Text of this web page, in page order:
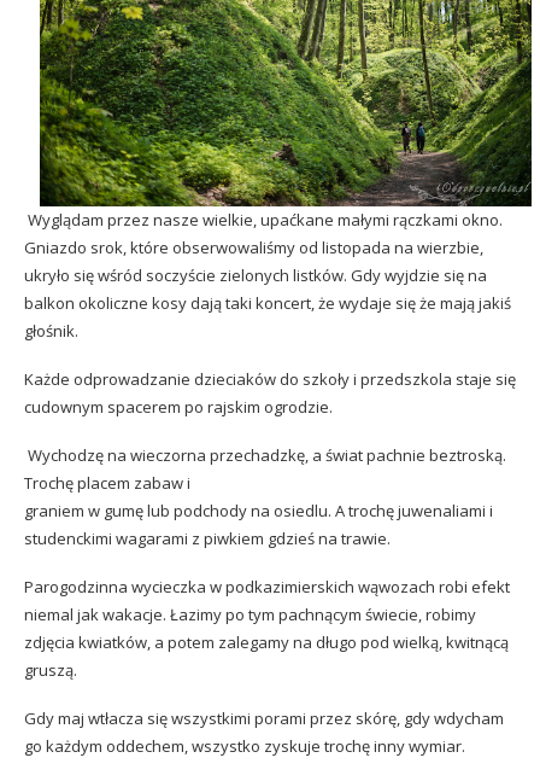
Wyglądam przez nasze wielkie, upaćkane małymi rączkami okno.
Gniazdo srok, które obserwowaliśmy od listopada na wierzbie,
ukryło się wśród soczyście zielonych listków. Gdy wyjdzie się na
balkon okoliczne kosy dają taki koncert, że wydaje się że mają jakiś
głośnik.
Każde odprowadzanie dzieciaków do szkoły i przedszkola staje się
cudownym spacerem po rajskim ogrodzie.
Wychodzę na wieczorna przechadzkę, a świat pachnie beztroską.
Trochę placem zabaw i
graniem w gumę lub podchody na osiedlu. A trochę juwenaliami i
studenckimi wagarami z piwkiem gdzieś na trawie.
Parogodzinna wycieczka w podkazimierskich wąwozach robi efekt
niemal jak wakacje. Łazimy po tym pachnącym świecie, robimy
zdjęcia kwiatków, a potem zalegamy na długo pod wielką, kwitnącą
gruszą.
Gdy maj wtłacza się wszystkimi porami przez skórę, gdy wdycham
go każdym oddechem, wszystko zyskuje trochę inny wymiar.